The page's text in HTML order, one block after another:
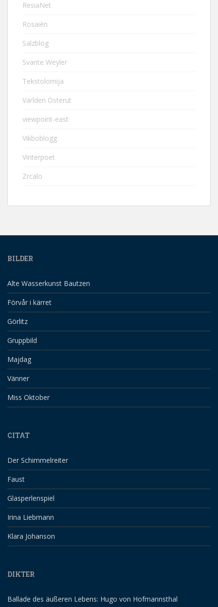
ResiaNet
Rosaièn
Salzblog
Svante Weyler
Tekstolomija
Världen Österut
viewpoint-east
Vikboblogg
Vinterpoet
Zrcalo
BILDER
Alte Wasserkunst Bautzen
Förvår i kärret
Görlitz
Gruppbild
Majdag
Vänner
Miss Oktober
CITAT
Der Schimmelreiter
Faust
Glasperlenspiel
Irina Liebmann
Klara Johanson
DIKTER
Ballade des äußeren Lebens: Hugo von Hofmannsthal